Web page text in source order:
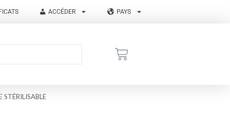
ACCÉDER PAYS
STÉRILISABLE